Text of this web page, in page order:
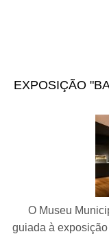
EXPOSIÇÃO
O Museu
guiada à